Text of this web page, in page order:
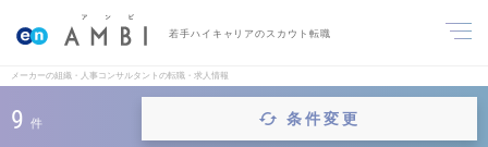
若手ハイキャリアのスカウト転職
メーカーの組織・人事コンサルタントの転職・求人情報
9 件 条件変更